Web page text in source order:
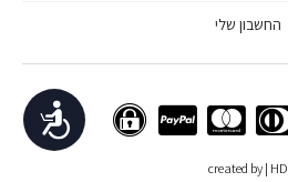
נגישות
החשבון שלי
created by | HD